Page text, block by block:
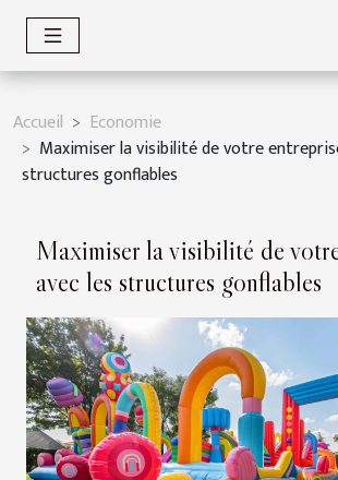
Accueil
Economie
Maximiser la visibilité de votre
structures gonflables
Maximiser la visibilité de
avec les structures gonflables